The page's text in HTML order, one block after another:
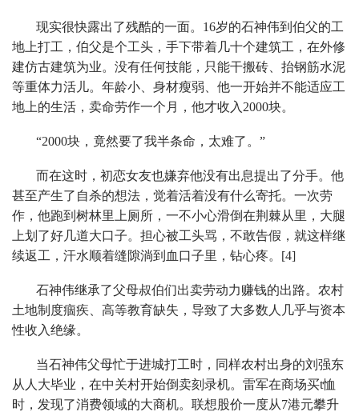
现实很快露出了残酷的一面。16岁的石神伟到伯父的工
地上打工，伯父是个工头，手下带着几十个建筑工，在外修
建仿古建筑为业。没有任何技能，只能干搬砖、抬钢筋水泥
等重体力活儿。年龄小、身材瘦弱、他一开始并不能适应工
地上的生活，卖命劳作一个月，他才收入2000块。
“2000块，竟然要了我半条命，太难了。”
而在这时，初恋女友也嫌弃他没有出息提出了分手。他
甚至产生了自杀的想法，觉着活着没有什么寄托。一次劳
作，他跑到树林里上厕所，一不小心滑倒在荆棘从里，大腿
上划了好几道大口子。担心被工头骂，不敢告假，就这样继
续返工，汗水顺着缝隙淌到血口子里，钻心疼。[4]
石神伟继承了父母叔伯们出卖劳动力赚钱的出路。农村
土地制度痼疾、高等教育缺失，导致了大多数人几乎与资本
性收入绝缘。
当石神伟父母忙于进城打工时，同样农村出身的刘强东
从人大毕业，在中关村开始倒卖刻录机。雷军在商场买t恤
时，发现了消费领域的大商机。联想股价一度从7港元攀升